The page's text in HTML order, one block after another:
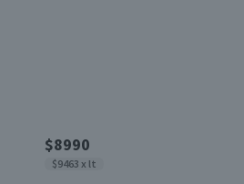
$8990
$9463 x lt